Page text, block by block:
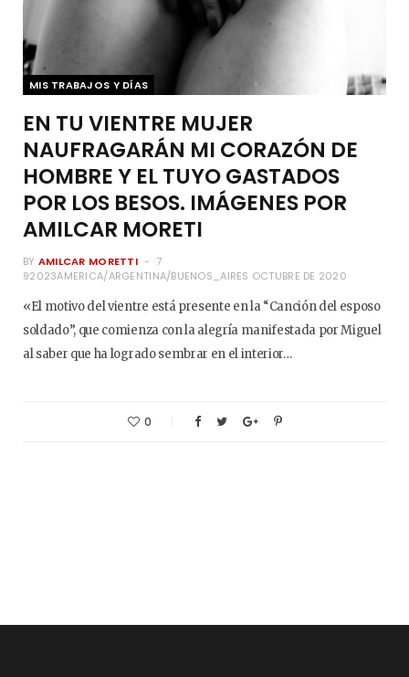
MIS TRABAJOS Y DÍAS
EN TU VIENTRE MUJER
NAUFRAGARÁN MI CORAZÓN DE
HOMBRE Y EL TUYO GASTADOS
POR LOS BESOS. IMÁGENES POR
AMILCAR MORETI
BY AMILCAR MORETTI
7
92023AMERICA/ARGENTINA/BUENOS_AIRES OCTUBRE DE 2020
«El motivo del vientre está presente en la “Canción del esposo
soldado”, que comienza con la alegría manifestada por Miguel
al saber que ha logrado sembrar en el interior…
0